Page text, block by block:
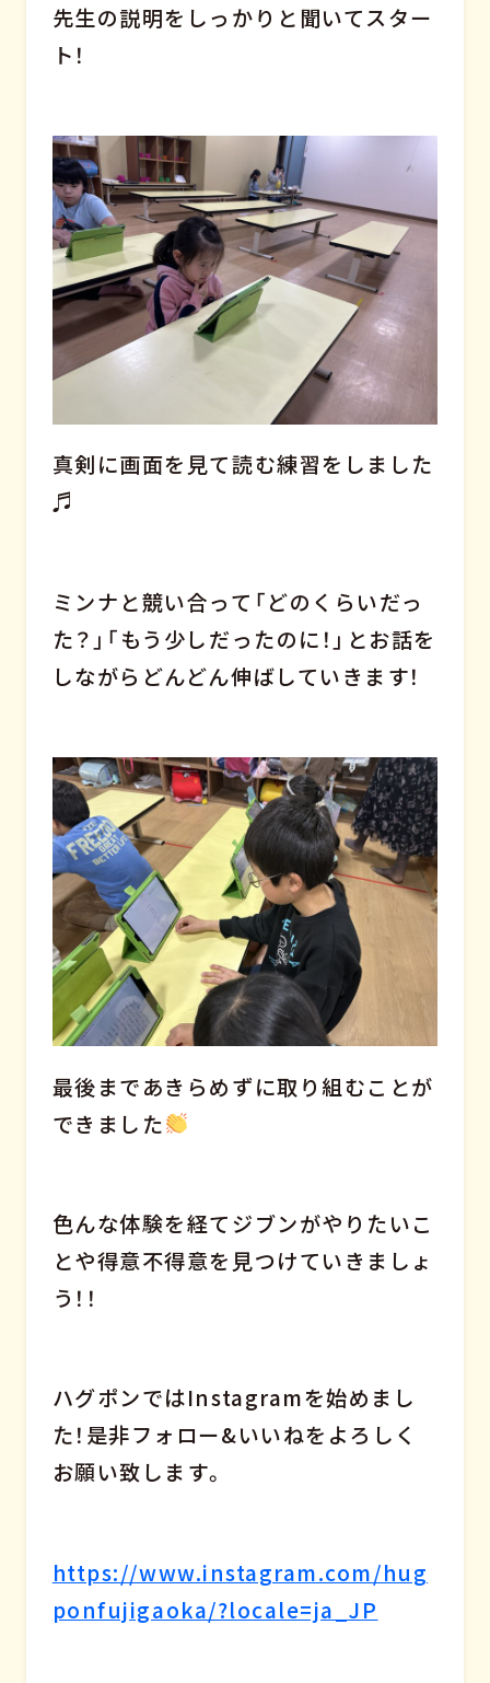
先生の説明をしっかりと聞いてスター
ト！
真剣に画面を見て読む練習をしました
♬
ミンナと競い合って「どのくらいだっ
た？」「もう少しだったのに！」とお話を
しながらどんどん伸ばしていきます！
最後まであきらめずに取り組むことが
できました
色んな体験を経てジブンがやりたいこ
とや得意不得意を見つけていきましょ
う！！
ハグポンではInstagramを始めまし
た！是非フォロー&いいねをよろしく
お願い致します。
https://www.instagram.com/hug
ponfujigaoka/?locale=ja_JP